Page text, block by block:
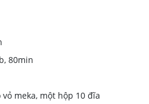
80min
meka, một hộp 10 đĩa